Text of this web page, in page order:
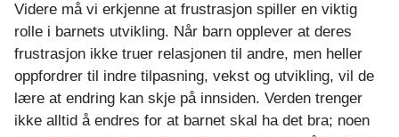
Videre må vi erkjenne at frustrasjon spiller en viktig
rolle i barnets utvikling. Når barn opplever at deres
frustrasjon ikke truer relasjonen til andre, men heller
oppfordrer til indre tilpasning, vekst og utvikling, vil de
lære at endring kan skje på innsiden. Verden trenger
ikke alltid å endres for at barnet skal ha det bra; noen